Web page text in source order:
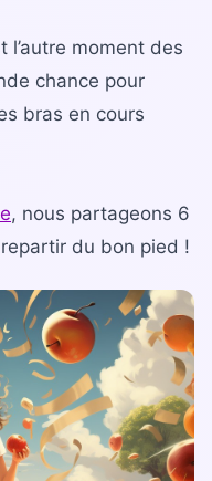
l’autre moment des
chance pour
bras en cours
, nous partageons 6
du bon pied !